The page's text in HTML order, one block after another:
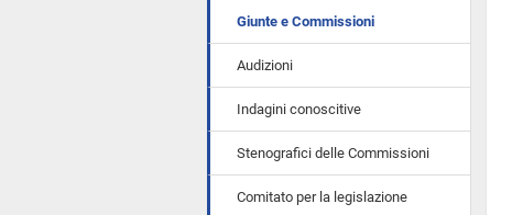
Giunte e Commissioni
Audizioni
Indagini conoscitive
Stenografici delle Commissioni
Comitato per la legislazione